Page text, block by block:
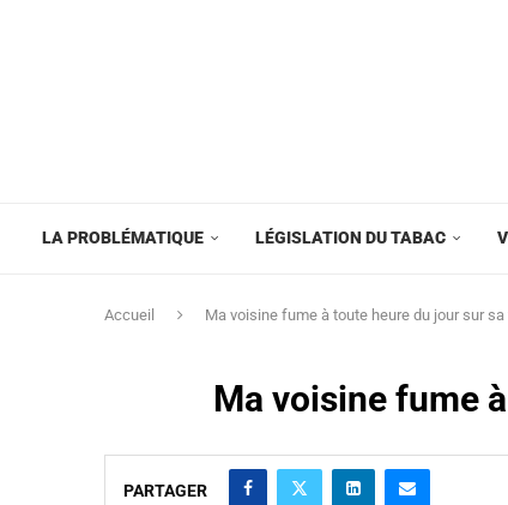
LA PROBLÉMATIQUE LÉGISLATION DU TABAC
Accueil Ma voisine fume à toute heure du jour sur
Ma voisine fume
PARTAGER